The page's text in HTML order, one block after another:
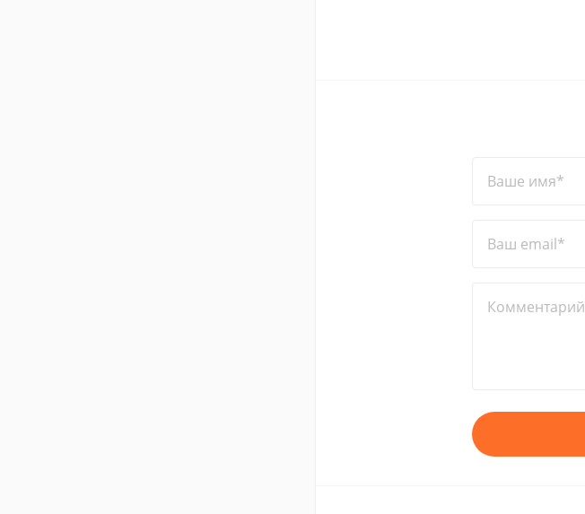
Ваше имя*
Ваш email*